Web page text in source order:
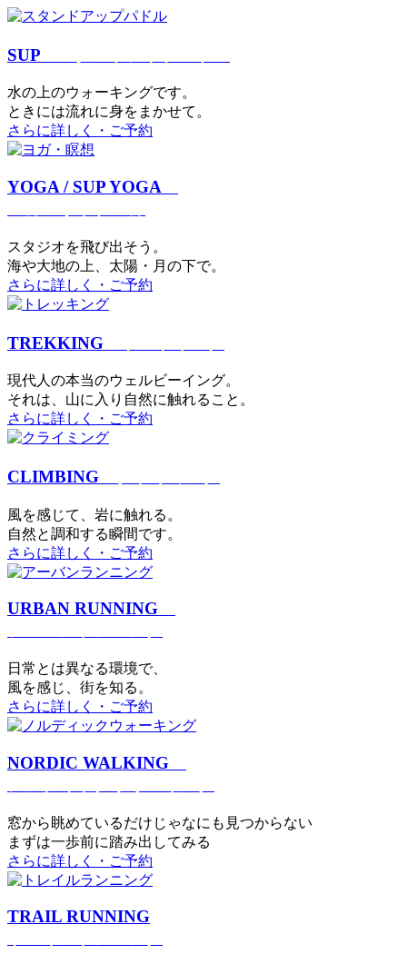
SUP
⽔の上のウォーキングです。
ときには流れに身をまかせて。
さらに詳しく・ご予約
YOGA / SUP YOGA
スタジオを⾶び出そう。
海や大地の上、太陽・⽉の下で。
さらに詳しく・ご予約
TREKKING
現代⼈の本当のウェルビーイング。
それは、⼭に⼊り⾃然に触れること。
さらに詳しく・ご予約
CLIMBING
⾵を感じて、岩に触れる。
⾃然と調和する瞬間です。
さらに詳しく・ご予約
URBAN RUNNING
日常とは異なる環境で、
風を感じ、街を知る。
さらに詳しく・ご予約
NORDIC WALKING
窓から眺めているだけじゃなにも見つからない
まずは一歩前に踏み出してみる
さらに詳しく・ご予約
TRAIL RUNNING